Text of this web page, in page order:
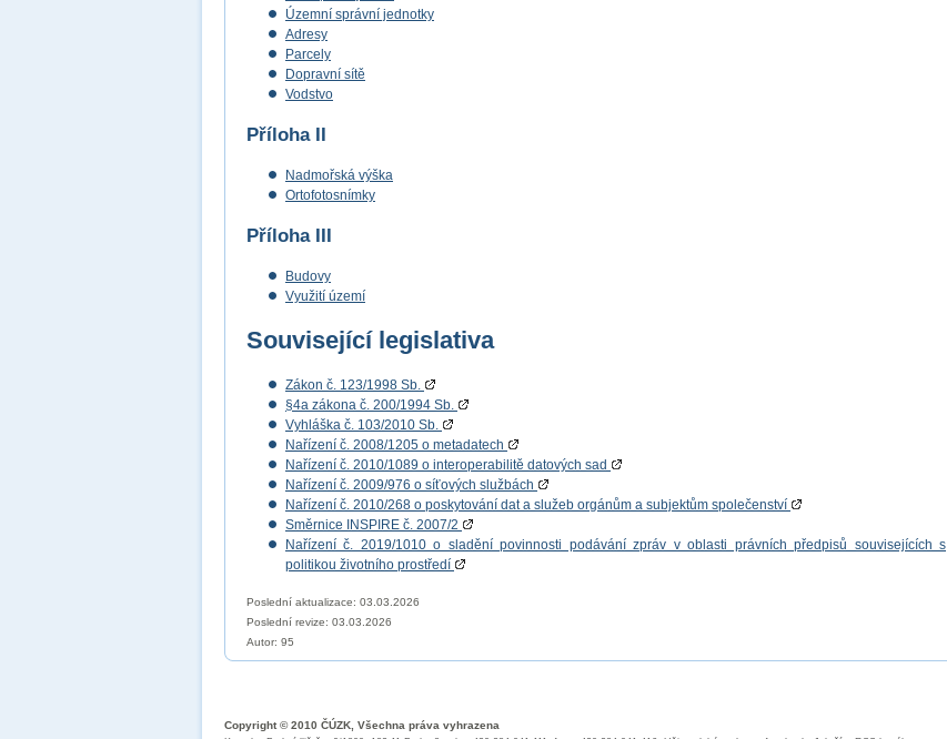
Územní správní jednotky
Adresy
Parcely
Dopravní sítě
Vodstvo
Příloha II
Nadmořská výška
Ortofotosnímky
Příloha III
Budovy
Využití území
Související legislativa
Zákon č. 123/1998 Sb.
§4a zákona č. 200/1994 Sb.
Vyhláška č. 103/2010 Sb.
Nařízení č. 2008/1205 o metadatech
Nařízení č. 2010/1089 o interoperabilitě datových sad
Nařízení č. 2009/976 o síťových službách
Nařízení č. 2010/268 o poskytování dat a služeb orgánům a subjektům společenství
Směrnice INSPIRE č. 2007/2
Nařízení č. 2019/1010 o sladění povinnosti podávání zpráv v oblasti právních předpisů souvisejících s
politikou životního prostředí
Poslední aktualizace: 03.03.2026
Poslední revize: 03.03.2026
Autor: 95
Copyright © 2010 ČÚZK, Všechna práva vyhrazena